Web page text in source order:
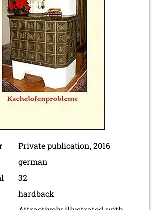
Private publication, 2016
german
32
hardback